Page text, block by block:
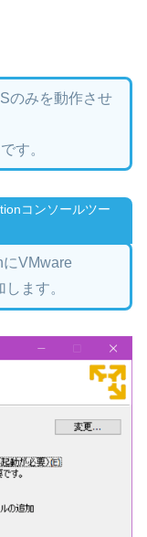
のみを動作させ
す。
コンソールツー
VMware
ます。